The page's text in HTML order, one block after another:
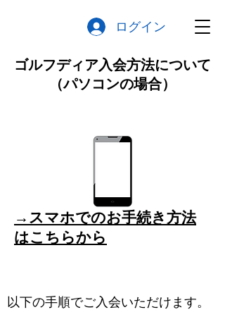
ログイン
ゴルフディア入会方法について
​（パソコンの場合）
→スマホでのお手続き方法
はこちらから
以下の手順でご入会いただけます。